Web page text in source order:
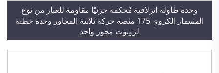
وحدة طاولة انزلاقية مُحكمة جزئيًا مقاومة للغبار من نوع
المسمار الكروي 175 منصة حركة ثلاثية المحاور وحدة خطية
لروبوت محور واحد